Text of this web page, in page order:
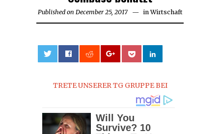
Published on December 25, 2017December
in Wirtschaft
TRETE UNSERER TG GRUPPE BEI